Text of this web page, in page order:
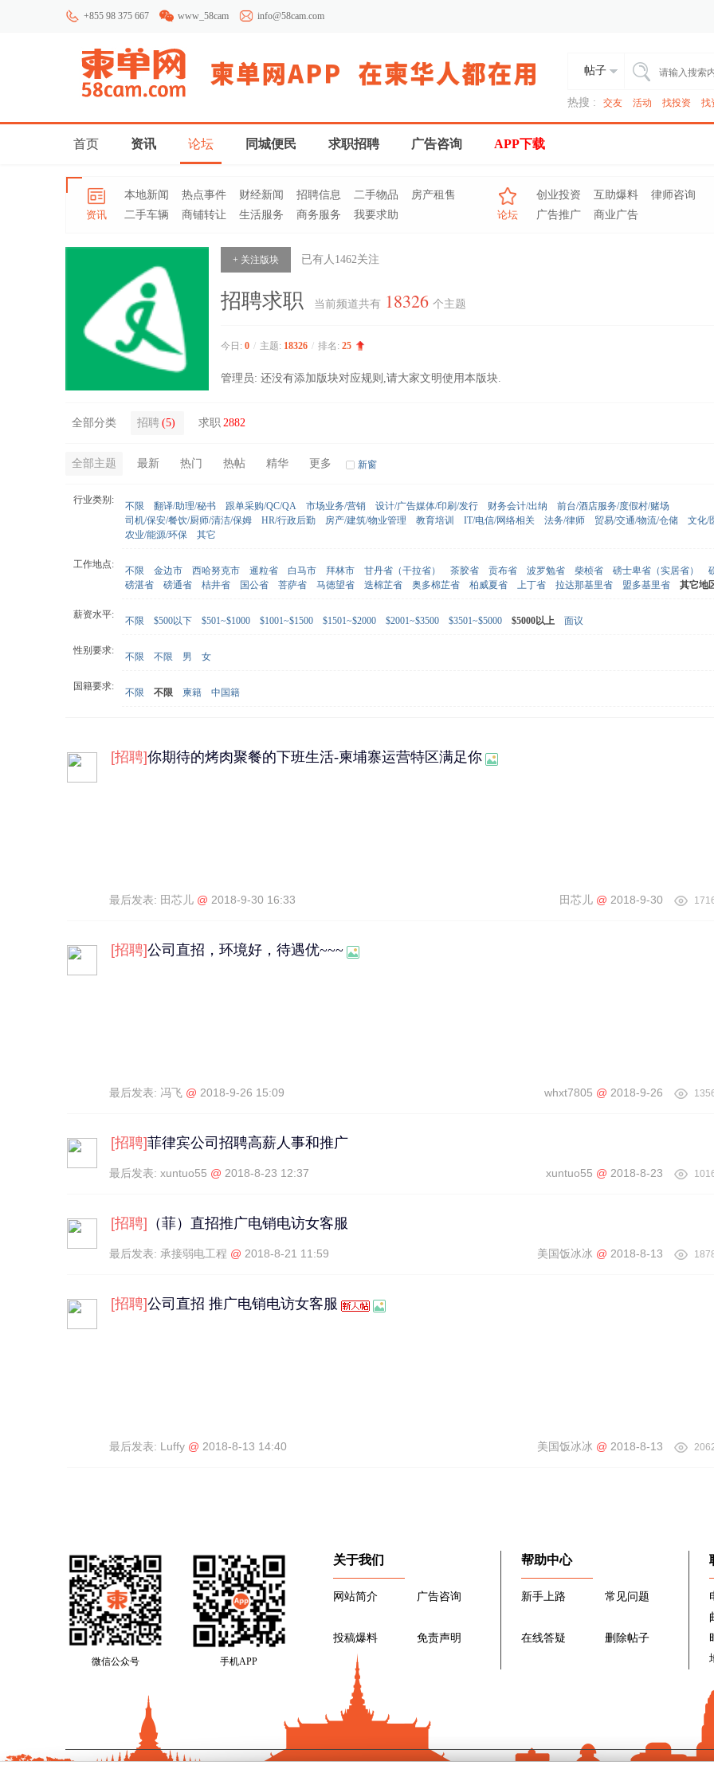
+855 98 375 667 www_58cam info@58cam.com
帖子
热搜 : 交友 活动 找投资 找
首页 资讯 论坛 同城便民 求职招聘 广告咨询 APP下载
资讯
本地新闻 热点事件 财经新闻 招聘信息 二手物品
房产租售
二手车辆
商铺转让 生活服务 商务服务 我要求助 论坛
创业投资 互助爆料
律师咨询
广告推广
商业广告
+ 关注版块 已有人 1462关注
招聘求职 当前频道共有 18326 个主题
今日: 0 / 主题: 18326 / 排名: 25
管理员: 还没有添加版块对应规则,请大家文明使用本版块.
全部分类 招聘 (5) 求职 2882
全部主题 最新 热门 热帖 精华 更多 新窗
行业类别:
不限 翻译/助理/秘书 跟单采购/QC/QA 市场业务/营销 设计/广告媒体/印刷/发行 财务会计/出纳
前台/酒店服务/度假村/赌场
司机/保安/餐饮/厨师/清洁/保姆
HR/行政后勤 房产/建筑/物业管理 教育培训 IT/电信/网络相关 法务/律师 贸易/交通/物流/仓储
文化/
农业/能源/环保
其它
工作地点:
不限 金边市 西哈努克市 暹粒省 白马市 拜林市 甘丹省（干拉省） 茶胶省 贡布省 波罗勉省 柴桢省 磅士卑省（实居省）
磅湛省
磅通省 桔井省 国公省 菩萨省 马德望省 迭棉芷省 奥多棉芷省 柏威夏省 上丁省 拉达那基里省 盟多基里省 其它地
薪资水平:
不限 $500以下 $501~$1000 $1001~$1500 $1501~$2000 $2001~$3500 $3501~$5000 $5000以上 面议
性别要求:
不限 不限 男 女
国籍要求:
不限 不限 柬籍 中国籍
[招聘]你期待的烤肉聚餐的下班生活-柬埔寨运营特区满足你
最后发表: 田芯儿 @ 2018-9-30 16:33 田芯儿 @ 2018-9-30
[招聘]公司直招，环境好，待遇优~~~
最后发表: 冯飞 @ 2018-9-26 15:09 whxt7805 @ 2018-9-26
[招聘]菲律宾公司招聘高薪人事和推广
最后发表: xuntuo55 @ 2018-8-23 12:37 xuntuo55 @ 2018-8-23
[招聘] （菲）直招推广电销电访女客服
最后发表: 承接弱电工程 @ 2018-8-21 11:59 美国饭冰冰 @ 2018-8-13
[招聘]公司直招 推广电销电访女客服
最后发表: Luffy @ 2018-8-13 14:40 美国饭冰冰 @ 2018-8-13
微信公众号 手机APP
关于我们
网站简介 广告咨询
投稿爆料 免责声明
帮助中心
新手上路 常见问题
在线答疑 删除帖子